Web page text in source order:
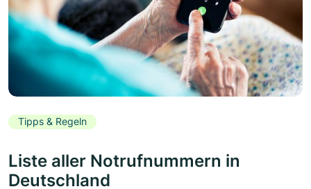
Tipps & Regeln
Liste aller Notrufnummern in
Deutschland